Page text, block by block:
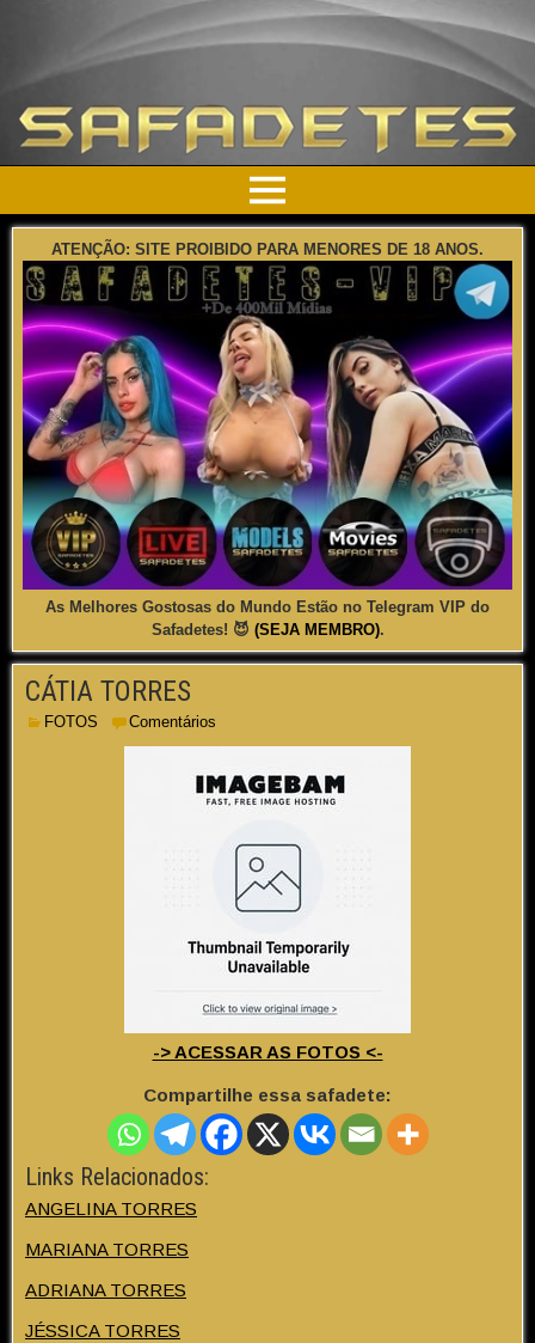
ATENÇÃO: SITE PROIBIDO PARA MENORES DE 18 ANOS.
As Melhores Gostosas do Mundo Estão no Telegram VIP do
Safadetes! 😈 (SEJA MEMBRO).
CÁTIA TORRES
FOTOS Comentários
-> ACESSAR AS FOTOS <-
Compartilhe essa safadete:
Links Relacionados:
ANGELINA TORRES
MARIANA TORRES
ADRIANA TORRES
JÉSSICA TORRES